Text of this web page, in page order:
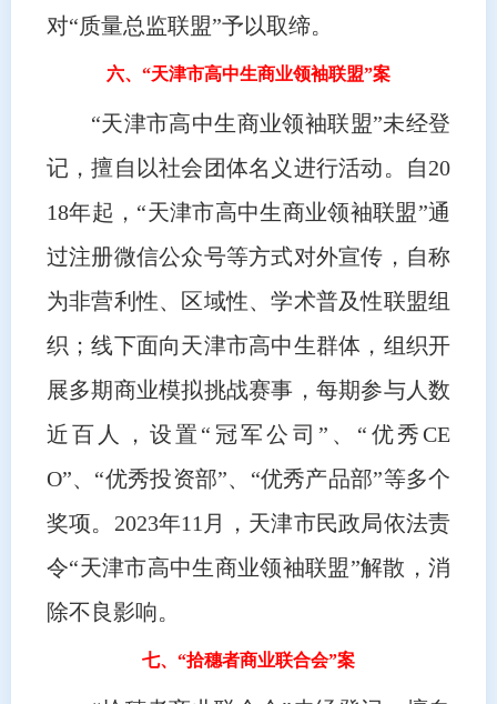
对“质量总监联盟”予以取缔。
六、“天津市高中生商业领袖联盟”案
“天津市高中生商业领袖联盟”未经登
记，擅自以社会团体名义进行活动。自20
18年起，“天津市高中生商业领袖联盟”通
过注册微信公众号等方式对外宣传，自称
为非营利性、区域性、学术普及性联盟组
织；线下面向天津市高中生群体，组织开
展多期商业模拟挑战赛事，每期参与人数
近百人，设置“冠军公司”、“优秀CE
O”、“优秀投资部”、“优秀产品部”等多个
奖项。2023年11月，天津市民政局依法责
令“天津市高中生商业领袖联盟”解散，消
除不良影响。
七、“拾穗者商业联合会”案